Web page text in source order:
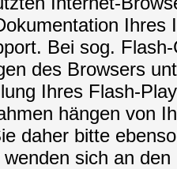
Bei sog.
des Browsers
Ihres Flash-
hängen von
daher bitte
sich an